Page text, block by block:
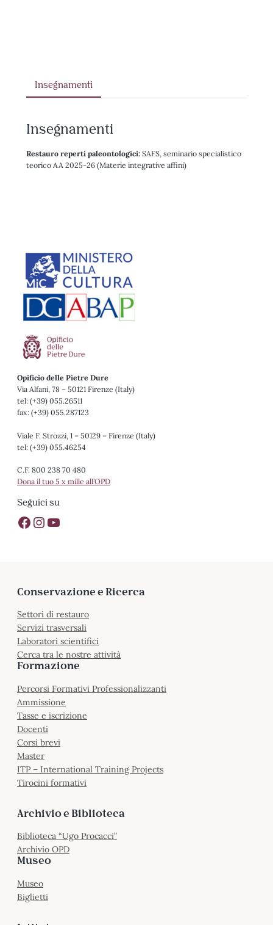
Insegnamenti
Insegnamenti
Restauro reperti paleontologici: SAFS, seminario specialistico
teorico AA 2025-26 (Materie integrative affini)
Opificio delle Pietre Dure
Via Alfani, 78 – 50121 Firenze (Italy)
tel: (+39) 055.26511
fax: (+39) 055.287123
Viale F. Strozzi, 1 – 50129 – Firenze (Italy)
tel: (+39) 055.46254
C.F. 800 238 70 480
Dona il tuo 5 x mille all’OPD
Seguici su
Pagina Facebook Opificio delle Pietre Dure Profilo Instagram Opificio delle Pietre Dure Canale Youtube Opificio delle Pietre Dure
Conservazione e Ricerca
Settori di restauro
Servizi trasversali
Laboratori scientifici
Cerca tra le nostre attività
Formazione
Percorsi Formativi Professionalizzanti
Ammissione
Tasse e iscrizione
Docenti
Corsi brevi
Master
ITP – International Training Projects
Tirocini formativi
Archivio e Biblioteca
Biblioteca “Ugo Procacci”
Archivio OPD
Museo
Museo
Biglietti